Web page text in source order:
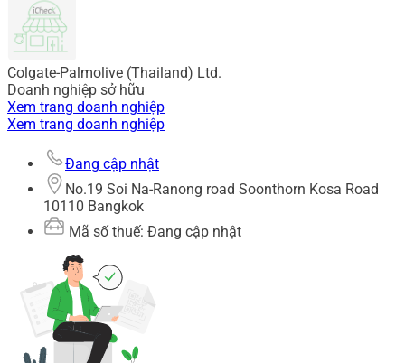
Colgate-Palmolive (Thailand) Ltd.
Doanh nghiệp sở hữu
Xem trang doanh nghiệp
Xem trang doanh nghiệp
Đang cập nhật
No.19 Soi Na-Ranong road Soonthorn Kosa Road
10110 Bangkok
Mã số thuế: Đang cập nhật